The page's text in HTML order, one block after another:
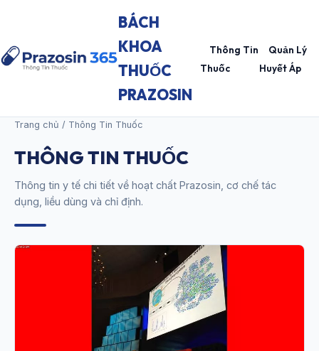
BÁCH
KHOA
THUỐC
PRAZOSIN
Thông Tin
Thuốc
Quản Lý
Huyết Áp
Trang chủ / Thông Tin Thuốc
THÔNG TIN THUỐC
Thông tin y tế chi tiết về hoạt chất Prazosin, cơ chế tác
dụng, liều dùng và chỉ định.